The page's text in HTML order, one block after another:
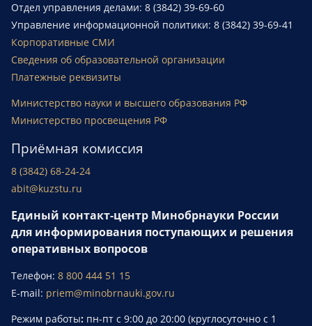
Отдел управления делами: 8 (3842) 39-69-60
Управление информационной политики: 8 (3842) 39-69-41
Корпоративные СМИ
Сведения об образовательной организации
Платежные реквизиты
Министерство науки и высшего образования РФ
Министерство просвещения РФ
Приёмная комиссия
8 (3842) 68-24-24
abit@kuzstu.ru
Единый контакт-центр Минобрнауки России
для информирования поступающих и решения
оперативных вопросов
Телефон: 8 800 444 51 15
E-mail: priem@minobrnauki.gov.ru
Режим работы: пн-пт с 9:00 до 20:00 (круглосуточно с 1